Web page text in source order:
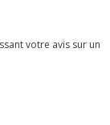
votre avis sur un